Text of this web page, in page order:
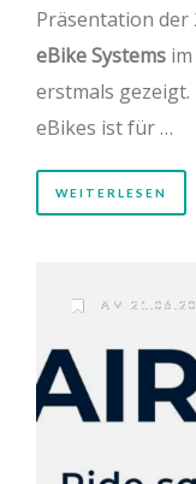
Präsentation der
eBike Systems
erstmals
eBikes ist für …
WEITERLESEN
AM